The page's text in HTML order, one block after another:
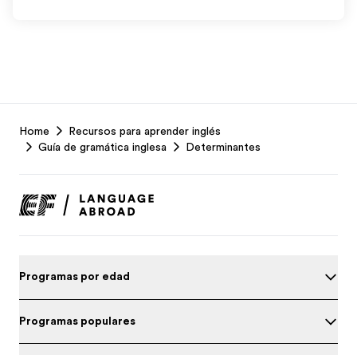
Footer
Home
Recursos para aprender inglés
Guía de gramática inglesa
Determinantes
Programas por edad
Programas populares